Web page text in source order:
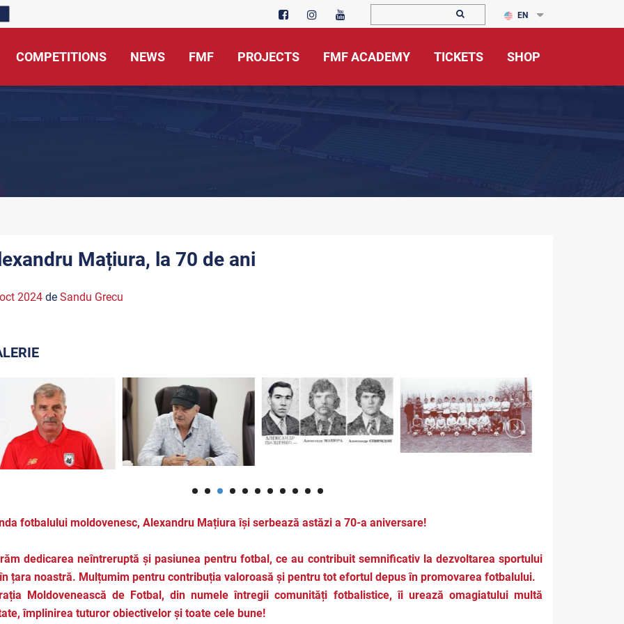
EN
COMPETITIONS NEWS FMF PROJECTS FMF ACADEMY TICKETS SHOP
Mațiura, la 70 de ani
2024de Sandu Grecu
fotbalului moldovenesc, Alexandru Mațiura își serbează astăzi a 70-a aniversare!
dedicarea neîntreruptă și pasiunea pentru fotbal, ce au contribuit semnificativ la dezvoltarea sportului
țara noastră. Mulțumim pentru contribuția valoroasă și pentru tot efortul depus în promovarea fotbalului.
Moldovenească de Fotbal, din numele întregii comunități fotbalistice, îi urează omagiatului multă
împlinirea tuturor obiectivelor și toate cele bune!